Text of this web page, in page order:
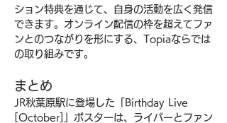
ション特典を通じて、自身の活動を広く発信
できます。オンライン配信の枠を超えてファ
ンとのつながりを形にする、Topiaならでは
の取り組みです。
まとめ
JR秋葉原駅に登場した「Birthday Live
[October]」ポスターは、ライバーとファン